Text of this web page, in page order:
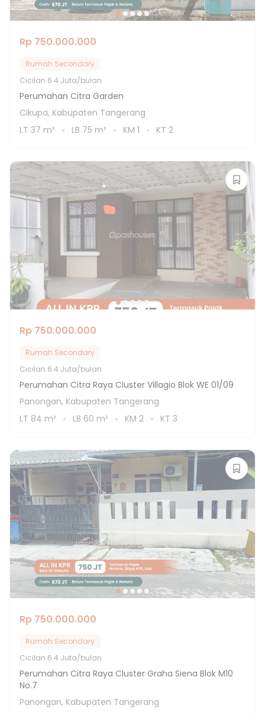
Rp 750.000.000
Rumah Secondary
Cicilan 6.4 Juta/bulan
Perumahan Citra Garden
Cikupa, Kabupaten Tangerang
LT 37 m² LB 75 m² KM 1 KT 2
Rp 750.000.000
Rumah Secondary
Cicilan 6.4 Juta/bulan
Perumahan Citra Raya Cluster Villagio Blok WE 01/09
Panongan, Kabupaten Tangerang
LT 84 m² LB 60 m² KM 2 KT 3
Rp 750.000.000
Rumah Secondary
Cicilan 6.4 Juta/bulan
Perumahan Citra Raya Cluster Graha Siena Blok M10
No.7
Panongan, Kabupaten Tangerang